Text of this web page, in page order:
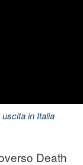
in Italia
Death